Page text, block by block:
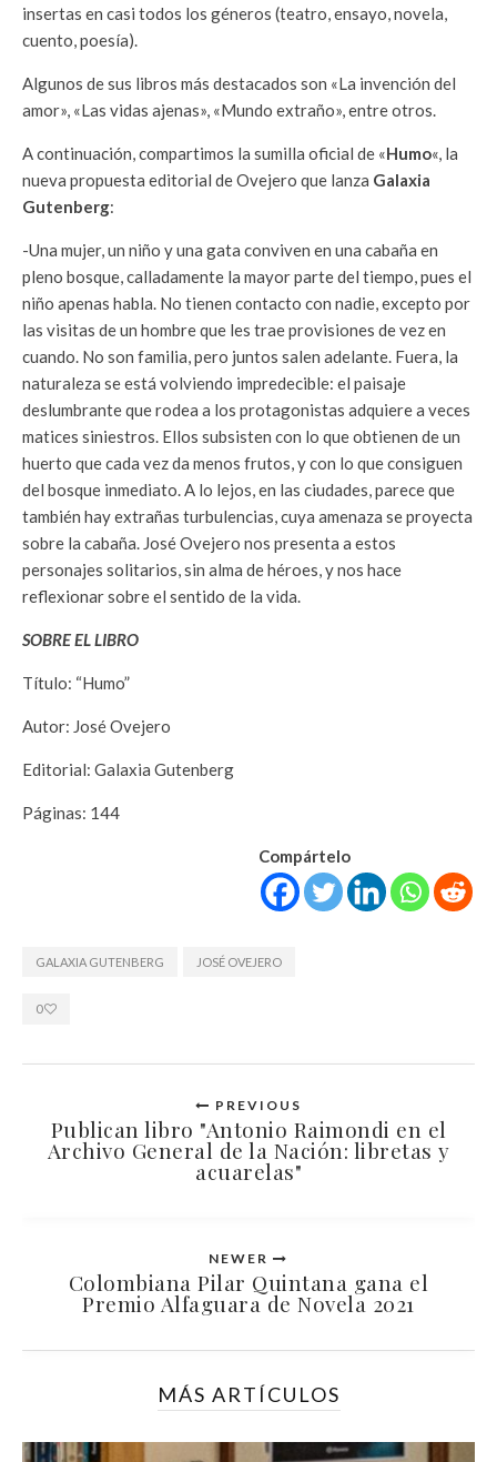
insertas en casi todos los géneros (teatro, ensayo, novela,
cuento, poesía).
Algunos de sus libros más destacados son «La invención del
amor», «Las vidas ajenas», «Mundo extraño», entre otros.
A continuación, compartimos la sumilla oficial de «Humo«, la
nueva propuesta editorial de Ovejero que lanza Galaxia
Gutenberg:
-Una mujer, un niño y una gata conviven en una cabaña en
pleno bosque, calladamente la mayor parte del tiempo, pues el
niño apenas habla. No tienen contacto con nadie, excepto por
las visitas de un hombre que les trae provisiones de vez en
cuando. No son familia, pero juntos salen adelante. Fuera, la
naturaleza se está volviendo impredecible: el paisaje
deslumbrante que rodea a los protagonistas adquiere a veces
matices siniestros. Ellos subsisten con lo que obtienen de un
huerto que cada vez da menos frutos, y con lo que consiguen
del bosque inmediato. A lo lejos, en las ciudades, parece que
también hay extrañas turbulencias, cuya amenaza se proyecta
sobre la cabaña. José Ovejero nos presenta a estos
personajes solitarios, sin alma de héroes, y nos hace
reflexionar sobre el sentido de la vida.
SOBRE EL LIBRO
Título: “Humo”
Autor: José Ovejero
Editorial: Galaxia Gutenberg
Páginas: 144
Compártelo
GALAXIA GUTENBERG JOSÉ OVEJERO
0
PREVIOUS
Publican libro "Antonio Raimondi en el
Archivo General de la Nación: libretas y
acuarelas"
NEWER
Colombiana Pilar Quintana gana el
Premio Alfaguara de Novela 2021
MÁS ARTÍCULOS